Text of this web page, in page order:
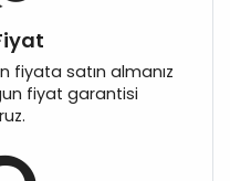
fiyata satın almanız
fiyat garantisi